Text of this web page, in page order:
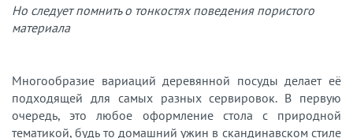
Но следует помнить о тонкостях поведения пористого
материала
Многообразие вариаций деревянной посуды делает её
подходящей для самых разных сервировок. В первую
очередь, это любое оформление стола с природной
тематикой, будь то домашний ужин в скандинавском стиле